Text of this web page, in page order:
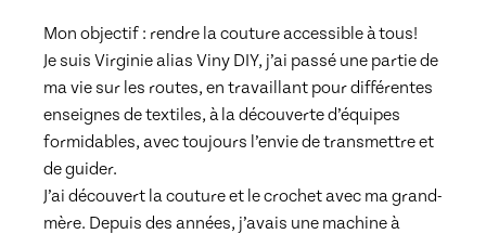
Mon objectif : rendre la couture accessible à tous!
Je suis Virginie alias Viny DIY, j’ai passé une partie de
ma vie sur les routes, en travaillant pour différentes
enseignes de textiles, à la découverte d’équipes
formidables, avec toujours l’envie de transmettre et
de guider.
J’ai découvert la couture et le crochet avec ma grand-
mère. Depuis des années, j’avais une machine à